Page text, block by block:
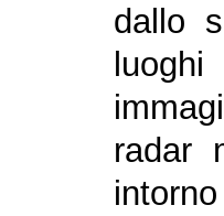
dallo
radar